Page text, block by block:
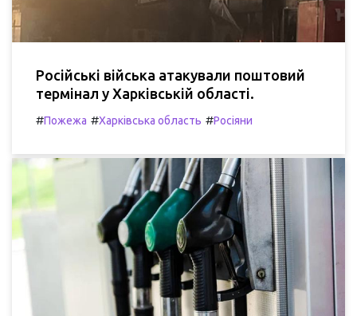
Російські війська атакували поштовий
термінал у Харківській області.
#Пожежа #Харківська область #Росіяни